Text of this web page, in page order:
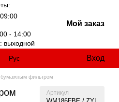
- 14:00
выходной
Мой заказ
Рус Вход
бумажным фильтром
Артикул